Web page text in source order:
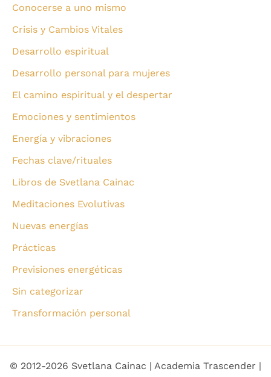
Conocerse a uno mismo
Crisis y Cambios Vitales
Desarrollo espiritual
Desarrollo personal para mujeres
El camino espiritual y el despertar
Emociones y sentimientos
Energía y vibraciones
Fechas clave/rituales
Libros de Svetlana Cainac
Meditaciones Evolutivas
Nuevas energías
Prácticas
Previsiones energéticas
Sin categorizar
Transformación personal
© 2012-2026 Svetlana Cainac | Academia Trascender |